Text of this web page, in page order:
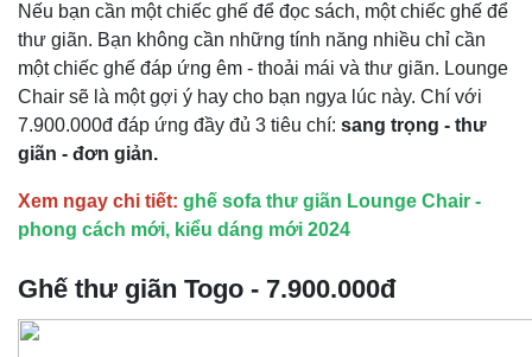
Nếu bạn cần một chiếc ghế để đọc sách, một chiếc ghế để
thư giãn. Bạn không cần những tính năng nhiều chỉ cần
một chiếc ghế đáp ứng êm - thoải mái và thư giãn. Lounge
Chair sẽ là một gợi ý hay cho bạn ngya lúc này. Chí với
7.900.000đ đáp ứng đầy đủ 3 tiêu chí: sang trọng - thư
giãn - đơn giản.
Xem ngay chi tiết: ghế sofa thư giãn Lounge Chair -
phong cách mới, kiểu dáng mới 2024
Ghế thư giãn Togo - 7.900.000đ